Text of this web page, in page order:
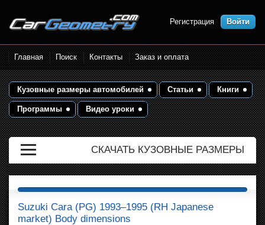
Размеры кузова автомобилей.
Контрольные точки и кузовные
размеры. Геометрия кузова
Регистрация Войти
Главная Поиск Контакты Заказ и оплата
Кузовные размеры автомобилей Статьи Книги
Программы Видео уроки
СКАЧАТЬ КУЗОВНЫЕ РАЗМЕРЫ
Suzuki Cara (PG) 1993–1995 (RH Japanese
market) Body dimensions